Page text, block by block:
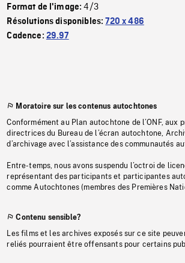
Format de l'image:4/3
Résolutions disponibles:720 x 486
Cadence: 29.97
Moratoire sur les contenus autochtones
Conformément au Plan autochtone de l’ONF, aux
directrices du Bureau de l’écran autochtone,
d’archivage avec l’assistance des communautés
Entre-temps, nous avons suspendu l’octroi de
représentant des participants et participantes
comme Autochtones (membres des Premières
Contenu sensible?
Les films et les archives exposés sur ce site
reliés pourraient être offensants pour certains